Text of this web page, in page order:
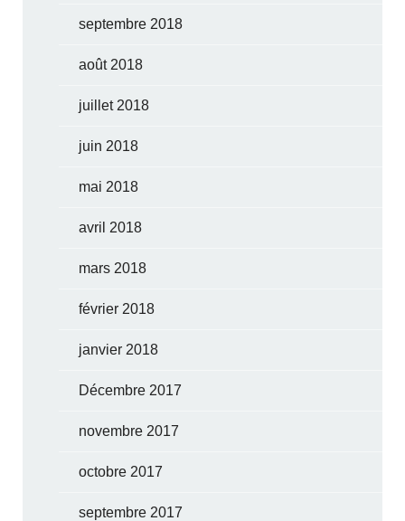
septembre 2018
août 2018
juillet 2018
juin 2018
mai 2018
avril 2018
mars 2018
février 2018
janvier 2018
Décembre 2017
novembre 2017
octobre 2017
septembre 2017